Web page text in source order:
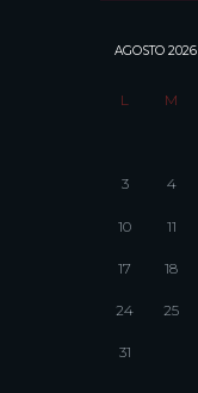
AGOSTO 2026
L M
3 4
10 11
17 18
24 25
31